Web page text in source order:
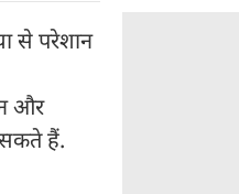
से परेशान
और
हैं.